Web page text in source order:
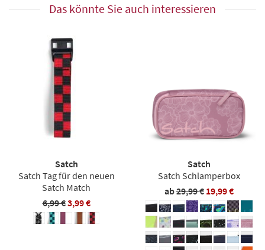
Das könnte Sie auch interessieren
Satch
Satch Tag für den neuen
Satch Match
6,99 €3,99 €
Satch
Satch Schlamperbox
ab29,99 € 19,99 €